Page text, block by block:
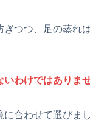
ぎつつ、足の蒸れ
わけではありませ
合わせて選びまし